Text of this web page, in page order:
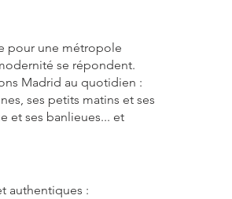
pour une métropole
se répondent.
Madrid au quotidien :
ses petits matins et ses
et ses banlieues... et
authentiques :